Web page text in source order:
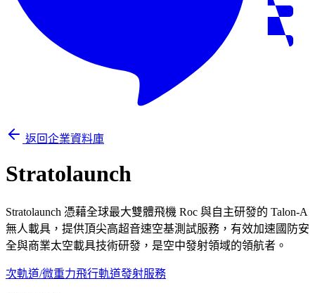
返回企業資料庫
Stratolaunch
Stratolaunch 憑藉全球最大雙體飛機 Roc 與自主研發的 Talon-A
無人載具，提供頂尖高超音速空基測試服務，有效加速國防安
全與商業太空載具技術研發，是空中發射領域的領航者。
次軌道/微重力飛行軌道發射服務